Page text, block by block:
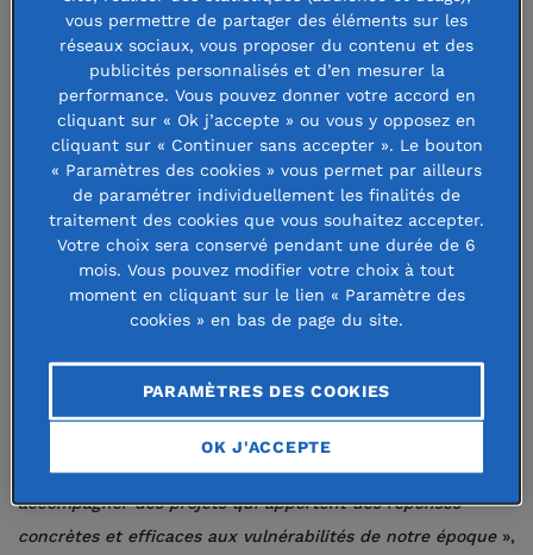
soutient ou dans le développement
de nouveaux partenariats, elle a su
œuvrer pour accélérer les
coopérations et les solidarités
territoriales, au service de l’intérêt
général.
2023 a été une année de mobilisation de l’ensemble de
nos équipes pour faire face aux défis sociétaux et
la montée des précarités, par la nécessité de répondre aux
enjeux des transitions environnementales et numériques,
générosité des donateurs et des entreprises pour
accompagner des projets qui apportent des réponses
concrètes et efficaces aux vulnérabilités de notre époque»,
vous permettre de partager des éléments sur les
réseaux sociaux, vous proposer du contenu et des
publicités personnalisés et d’en mesurer la
performance. Vous pouvez donner votre accord en
cliquant sur « Ok j’accepte » ou vous y opposez en
cliquant sur « Continuer sans accepter ». Le bouton
« Paramètres des cookies » vous permet par ailleurs
de paramétrer individuellement les finalités de
traitement des cookies que vous souhaitez accepter.
Votre choix sera conservé pendant une durée de 6
mois. Vous pouvez modifier votre choix à tout
moment en cliquant sur le lien « Paramètre des
cookies » en bas de page du site.
PARAMÈTRES DES COOKIES
OK J'ACCEPTE